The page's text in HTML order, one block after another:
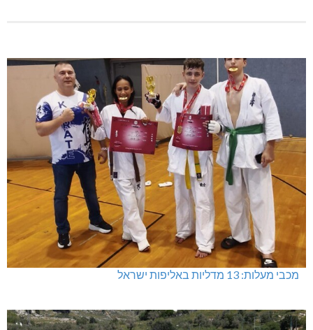
מכבי מעלות: 13 מדליות באליפות ישראל